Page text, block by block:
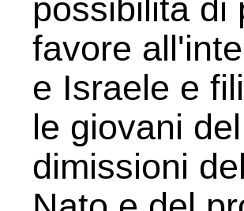
possibilità di
favore
e Israele e
le giovani
dimissioni